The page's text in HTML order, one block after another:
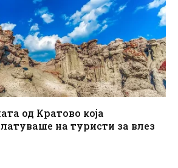
од Кратово која
на туристи за влез